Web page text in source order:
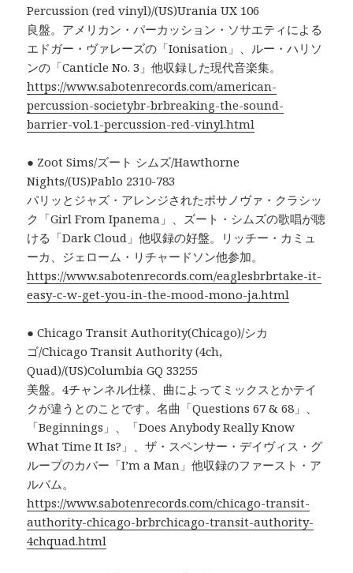
Percussion (red vinyl)/(US)Urania UX 106
良盤。アメリカン・パーカッション・ソサエティによる
エドガー・ヴァレーズの「Ionisation」、ルー・ハリソ
ンの「Canticle No. 3」他収録した現代音楽集。
https://www.sabotenrecords.com/american-
percussion-societybr-brbreaking-the-sound-
barrier-vol.1-percussion-red-vinyl.html
● Zoot Sims/ズート シムズ/Hawthorne
Nights/(US)Pablo 2310-783
パリッとジャズ・アレンジされたボサノヴァ・クラシッ
ク「Girl From Ipanema」、ズート・シムズの歌唱が聴
ける「Dark Cloud」他収録の好盤。リッチー・カミュ
ーカ、ジェローム・リチャードソン他参加。
https://www.sabotenrecords.com/eaglesbrbrtake-it-
easy-c-w-get-you-in-the-mood-mono-ja.html
● Chicago Transit Authority(Chicago)/シカ
ゴ/Chicago Transit Authority (4ch,
Quad)/(US)Columbia GQ 33255
美盤。4チャンネル仕様、曲によってミックスとかテイ
クが違うとのことです。名曲「Questions 67 & 68」、
「Beginnings」、「Does Anybody Really Know
What Time It Is?」、ザ・スペンサー・デイヴィス・グ
ループのカバー「I’m a Man」他収録のファースト・ア
ルバム。
https://www.sabotenrecords.com/chicago-transit-
authority-chicago-brbrchicago-transit-authority-
4chquad.html